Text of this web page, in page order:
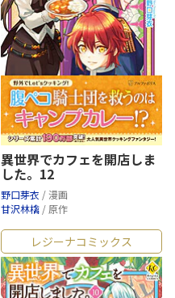
異世界でカフェを開店しま
した。12
野口芽衣 / 漫画
甘沢林檎 / 原作
レジーナコミックス